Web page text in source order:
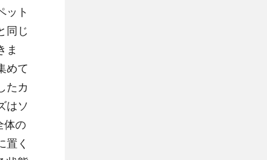
ット
同じ
ま
めて
たカ
はソ
体の
置く